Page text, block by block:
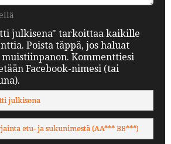
julkisena" tarkoittaa kaikille
Poista täppä, jos haluat
Kommenttiesi
Facebook-nimesi (tai
julkisena
etu- ja sukunimestä (AA*** BB***)